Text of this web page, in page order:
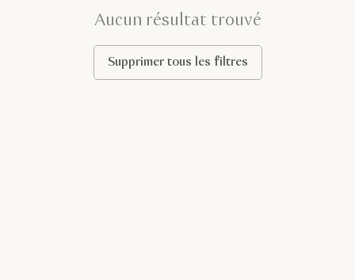
Aucun résultat trouvé
Supprimer tous les filtres